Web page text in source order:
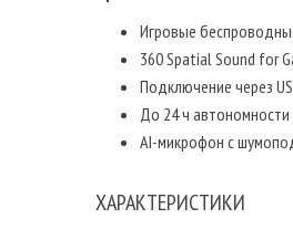
Игровые
360 Spatial Sound for
Подключение через
До 24 ч автономности
AI-микрофон с
ХАРАКТЕРИСТИКИ